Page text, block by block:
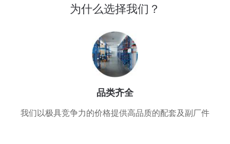
为什么选择我们？
品类齐全
我们以极具竞争力的价格提供高品质的配套及副厂件